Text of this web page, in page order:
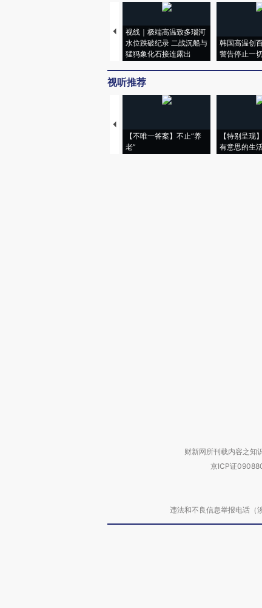
视线｜极端高温致多瑙河
水位跌破纪录 二战沉船与
猛犸象化石接连露出
韩国高温创
警告停止一
视听推荐
【不唯一答案】不止“养
老”
【特别呈现
有意思的生
财新网所刊载内容之知
京ICP证
违法和不良信息举报电话